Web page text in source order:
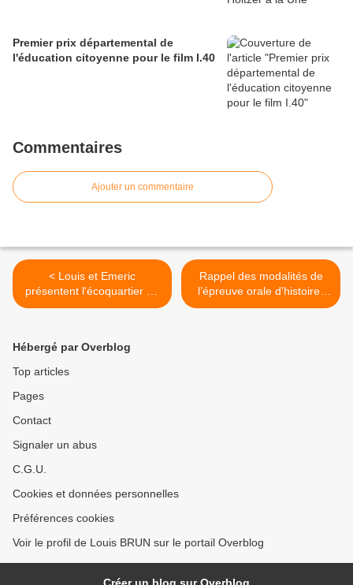
Premier prix départemental de
l'éducation citoyenne pour le film I.40
Commentaires
Ajouter un commentaire
< Louis et Emeric
présentent l'écoquartier de
Bonne (Grenoble)
Rappel des modalités de
l’épreuve orale d'histoire-
géo de Terminale S
Hébergé par Overblog
Top articles
Pages
Contact
Signaler un abus
C.G.U.
Cookies et données personnelles
Préférences cookies
Voir le profil de Louis BRUN sur le portail Overblog